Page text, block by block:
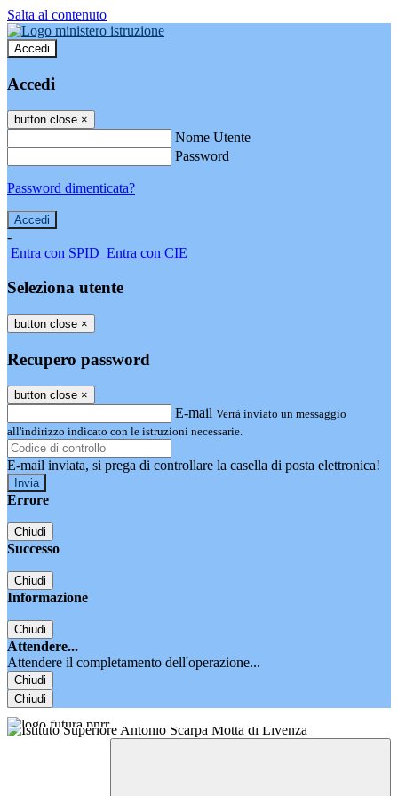
Salta al contenuto
Accedi
Accedi
button close ×
Nome Utente
Password
Password dimenticata?
-
Entra con SPID Entra con CIE
Seleziona utente
button close ×
Recupero password
button close ×
E-mail Verrà inviato un messaggio
all'indirizzo indicato con le istruzioni necessarie.
E-mail inviata, si prega di controllare la casella di posta elettronica!
Errore
Chiudi
Successo
Chiudi
Informazione
Chiudi
Attendere...
Attendere il completamento dell'operazione...
Chiudi
Chiudi